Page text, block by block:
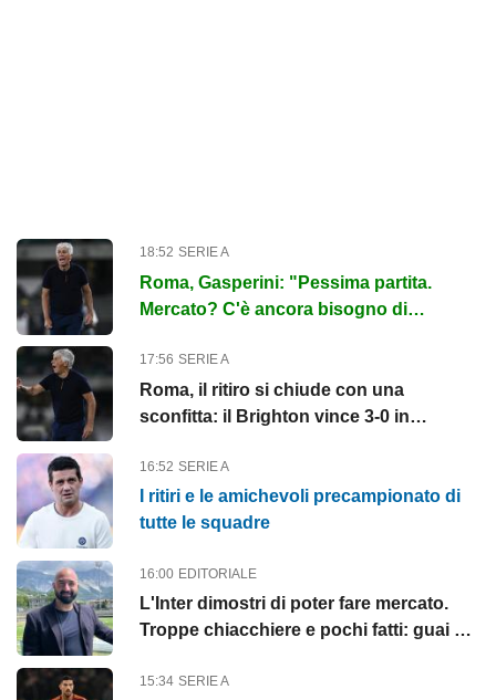
18:52 SERIE A
Roma, Gasperini: "Pessima partita.
Mercato? C'è ancora bisogno di
17:56 SERIE A
Roma, il ritiro si chiude con una
sconfitta: il Brighton vince 3-0 in
16:52 SERIE A
I ritiri e le amichevoli precampionato di
tutte le squadre
16:00 EDITORIALE
L'Inter dimostri di poter fare mercato.
Troppe chiacchiere e pochi fatti: guai a
15:34 SERIE A